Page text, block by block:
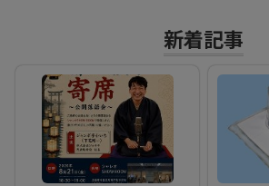
新着記事